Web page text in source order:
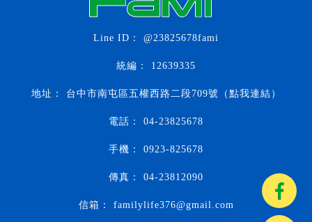
@23825678fami
04-23825678
0923-825678
04-23812090
12639335
familylife376@gmail.com
台中市南屯區五權西路二段709號（點我連結）